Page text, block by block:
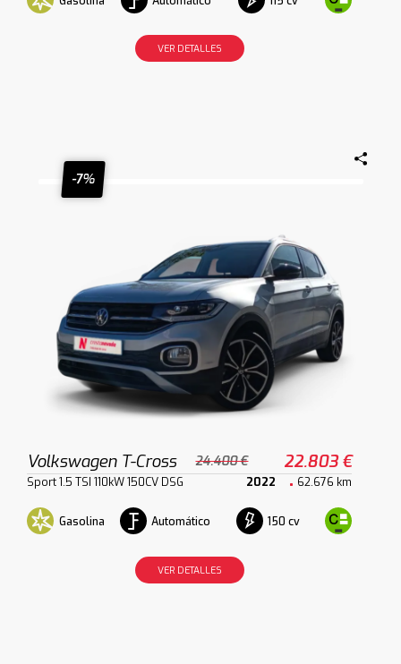
VER DETALLES
-7%
Volkswagen T-Cross 24.400 € 22.803 €
Sport 1.5 TSI 110kW 150CV DSG 2022 62.676 km
Gasolina Automático 150 cv
VER DETALLES